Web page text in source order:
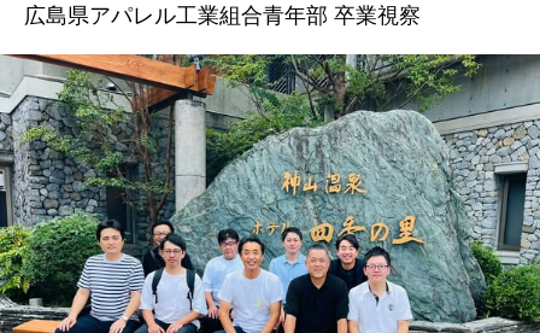
広島県アパレル工業組合青年部 卒業視察